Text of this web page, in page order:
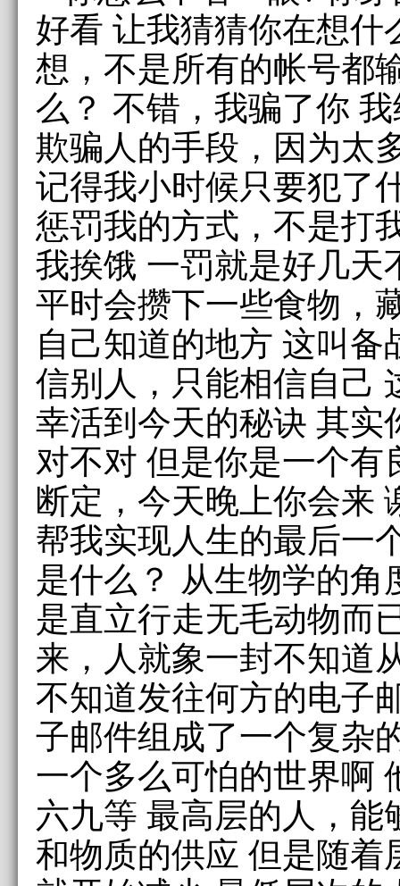
好看 让我猜猜你在想什
想，不是所有的帐号都
么？ 不错，我骗了你
欺骗人的手段，因为太
记得我小时候只要犯了
惩罚我的方式，不是打
我挨饿 一罚就是好几天
平时会攒下一些食物，
自己知道的地方 这叫备
信别人，只能相信自己
幸活到今天的秘诀 其实
对不对 但是你是一个有
断定，今天晚上你会来
帮我实现人生的最后一
是什么？ 从生物学的角
是直立行走无毛动物而
来，人就象一封不知道
不知道发往何方的电子
子邮件组成了一个复杂
一个多么可怕的世界啊
六九等 最高层的人，能
和物质的供应 但是随着